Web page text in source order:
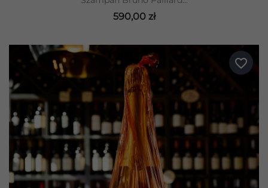
590,00 zł
favorite_border